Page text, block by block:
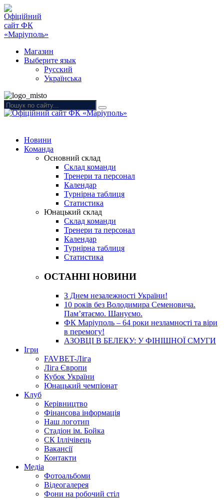
Магазин
Выберите язык
Русский
Українська
Новини
Команда
Основний склад
Склад команди
Тренери та персонал
Календар
Турнірна таблиця
Статистика
Юнацький склад
Склад команди
Тренери та персонал
Календар
Турнірна таблиця
Статистика
ОСТАННІ НОВИНИ
З Днем незалежності України!
10 років без Володимира Семеновича.
Пам’ятаємо. Шануємо.
ФК Маріуполь – 64 роки незламності та віри
в перемогу!
АЗОВЦІ В БЕЛЕКУ: У ФІНІШНОЇ СМУГИ
Ігри
FAVBET-Ліга
Ліга Європи
Кубок України
Юнацький чемпіонат
Клуб
Керівництво
Фінансова інформація
Наш логотип
Стадіон ім. Бойка
СК Іллічівець
Вакансії
Контакти
Медіа
Фотоальбоми
Відеогалерея
Фони на робочий стіл